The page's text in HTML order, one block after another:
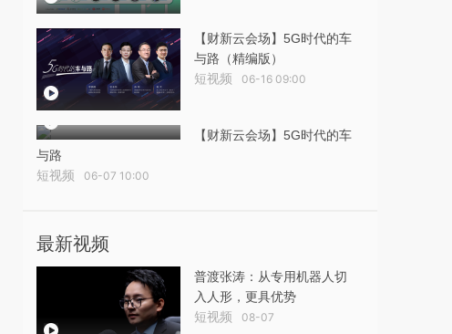
【财新云会场】5G时代的车
与路（精编版）
短视频 06-16 09:00
【财新云会场】5G时代的车
与路
短视频 06-07 10:00
最新视频
普渡张涛：从专用机器人切
入人形，更具优势
短视频 08-07